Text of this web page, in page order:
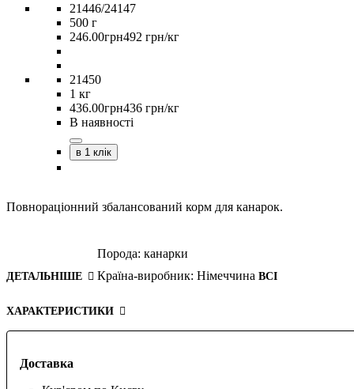
Доставка
21446/24147
500 г
246.00грн492 грн/кг
21450
1 кг
436.00грн436 грн/кг
В наявності
в 1 клік
Повнораціонний збалансований корм для канарок.
ДЕТАЛЬНІШЕ
Порода: канарки
Країна-виробник: Німеччина ВСІ
ХАРАКТЕРИСТИКИ